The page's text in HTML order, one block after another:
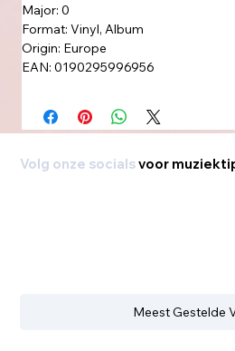
Major: 0
Format: Vinyl, Album
Origin: Europe
EAN: 0190295996956
Volg onze socialsvoor
Meest Gestelde